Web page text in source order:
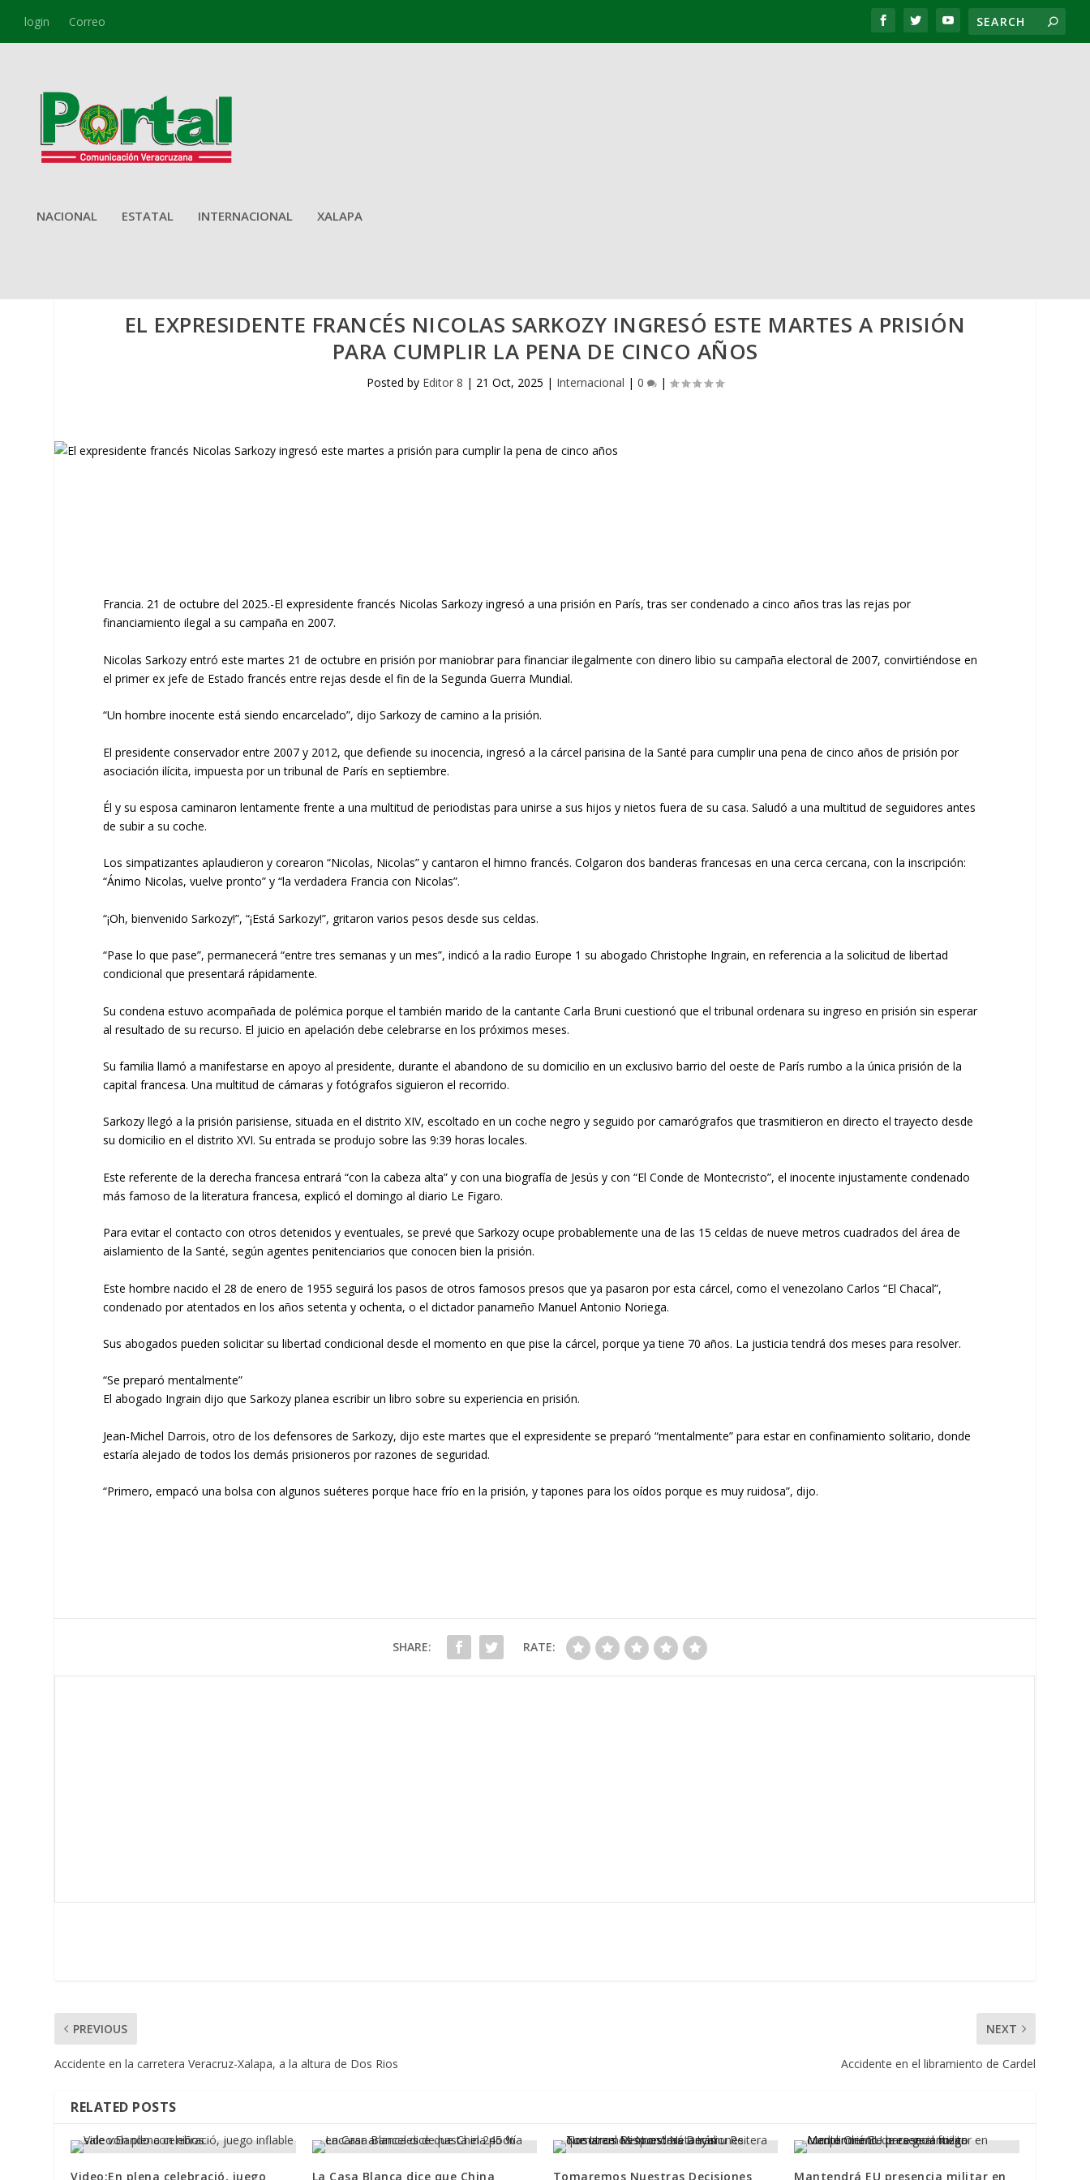
login Correo
NACIONAL ESTATAL INTERNACIONAL XALAPA
EL EXPRESIDENTE FRANCÉS NICOLAS SARKOZY INGRESÓ ESTE MARTES A PRISIÓN
PARA CUMPLIR LA PENA DE CINCO AÑOS
Posted by Editor 8 | 21 Oct, 2025 | Internacional | 0 |
Francia. 21 de octubre del 2025.-El expresidente francés Nicolas Sarkozy ingresó a una prisión en París, tras ser condenado a cinco años tras las rejas por
financiamiento ilegal a su campaña en 2007.
Nicolas Sarkozy entró este martes 21 de octubre en prisión por maniobrar para financiar ilegalmente con dinero libio su campaña electoral de 2007, convirtiéndose en
el primer ex jefe de Estado francés entre rejas desde el fin de la Segunda Guerra Mundial.
“Un hombre inocente está siendo encarcelado”, dijo Sarkozy de camino a la prisión.
El presidente conservador entre 2007 y 2012, que defiende su inocencia, ingresó a la cárcel parisina de la Santé para cumplir una pena de cinco años de prisión por
asociación ilícita, impuesta por un tribunal de París en septiembre.
Él y su esposa caminaron lentamente frente a una multitud de periodistas para unirse a sus hijos y nietos fuera de su casa. Saludó a una multitud de seguidores antes
de subir a su coche.
Los simpatizantes aplaudieron y corearon “Nicolas, Nicolas” y cantaron el himno francés. Colgaron dos banderas francesas en una cerca cercana, con la inscripción:
“Ánimo Nicolas, vuelve pronto” y “la verdadera Francia con Nicolas”.
“¡Oh, bienvenido Sarkozy!”, “¡Está Sarkozy!”, gritaron varios pesos desde sus celdas.
“Pase lo que pase”, permanecerá “entre tres semanas y un mes”, indicó a la radio Europe 1 su abogado Christophe Ingrain, en referencia a la solicitud de libertad
condicional que presentará rápidamente.
Su condena estuvo acompañada de polémica porque el también marido de la cantante Carla Bruni cuestionó que el tribunal ordenara su ingreso en prisión sin esperar
al resultado de su recurso. El juicio en apelación debe celebrarse en los próximos meses.
Su familia llamó a manifestarse en apoyo al presidente, durante el abandono de su domicilio en un exclusivo barrio del oeste de París rumbo a la única prisión de la
capital francesa. Una multitud de cámaras y fotógrafos siguieron el recorrido.
Sarkozy llegó a la prisión parisiense, situada en el distrito XIV, escoltado en un coche negro y seguido por camarógrafos que trasmitieron en directo el trayecto desde
su domicilio en el distrito XVI. Su entrada se produjo sobre las 9:39 horas locales.
Este referente de la derecha francesa entrará “con la cabeza alta” y con una biografía de Jesús y con “El Conde de Montecristo”, el inocente injustamente condenado
más famoso de la literatura francesa, explicó el domingo al diario Le Figaro.
Para evitar el contacto con otros detenidos y eventuales, se prevé que Sarkozy ocupe probablemente una de las 15 celdas de nueve metros cuadrados del área de
aislamiento de la Santé, según agentes penitenciarios que conocen bien la prisión.
Este hombre nacido el 28 de enero de 1955 seguirá los pasos de otros famosos presos que ya pasaron por esta cárcel, como el venezolano Carlos “El Chacal”,
condenado por atentados en los años setenta y ochenta, o el dictador panameño Manuel Antonio Noriega.
Sus abogados pueden solicitar su libertad condicional desde el momento en que pise la cárcel, porque ya tiene 70 años. La justicia tendrá dos meses para resolver.
“Se preparó mentalmente”
El abogado Ingrain dijo que Sarkozy planea escribir un libro sobre su experiencia en prisión.
Jean-Michel Darrois, otro de los defensores de Sarkozy, dijo este martes que el expresidente se preparó “mentalmente” para estar en confinamiento solitario, donde
estaría alejado de todos los demás prisioneros por razones de seguridad.
“Primero, empacó una bolsa con algunos suéteres porque hace frío en la prisión, y tapones para los oídos porque es muy ruidosa”, dijo.
SHARE: RATE:
PREVIOUS
Accidente en la carretera Veracruz-Xalapa, a la altura de Dos Rios
NEXT
Accidente en el libramiento de Cardel
RELATED POSTS
Video:En plena celebració, juego La Casa Blanca dice que China Tomaremos Nuestras Decisiones Mantendrá EU presencia militar en